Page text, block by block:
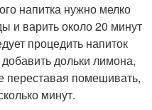
напитка нужно мелко
и варить около 20 минут
процедить напиток
дольки лимона,
переставая помешивать,
минут.